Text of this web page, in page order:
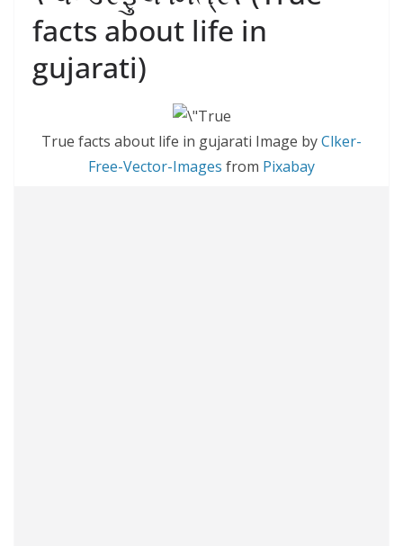
facts about life in
gujarati)
True facts about life in gujarati Image byClker-
Free-Vector-Images from Pixabay